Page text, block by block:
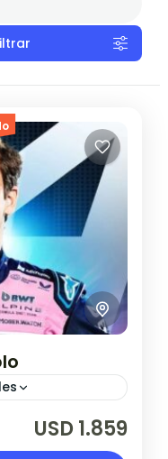
CON
OPCION 2:
USD 1.859